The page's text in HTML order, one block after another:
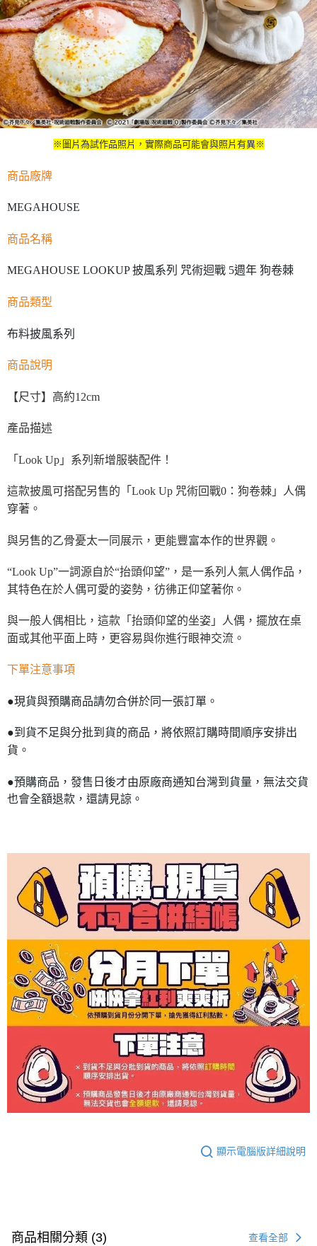
※圖片為試作品照片，實際商品可能會與照片有異※
商品廠牌
MEGAHOUSE
商品名稱
MEGAHOUSE LOOKUP 披風系列 咒術迴戰 5週年 狗卷棘
商品類型
布料披風系列
商品說明
【尺寸】高約12cm
產品描述
「Look Up」系列新增服裝配件！
這款披風可搭配另售的「Look Up 咒術回戰0：狗卷棘」人偶
穿著。
與另售的乙骨憂太一同展示，更能豐富本作的世界觀。
“Look Up”一詞源自於“抬頭仰望”，是一系列人氣人偶作品，
其特色在於人偶可愛的姿勢，彷彿正仰望著你。
與一般人偶相比，這款「抬頭仰望的坐姿」人偶，擺放在桌
面或其他平面上時，更容易與你進行眼神交流。
下單注意事項
●現貨與預購商品請勿合併於同一張訂單。
●到貨不足與分批到貨的商品，將依照訂購時間順序安排出
貨。
●預購商品，發售日後才由原廠商通知台灣到貨量，無法交貨
也會全額退款，還請見諒。
顯示電腦版詳細說明
商品相關分類 (3) 查看全部